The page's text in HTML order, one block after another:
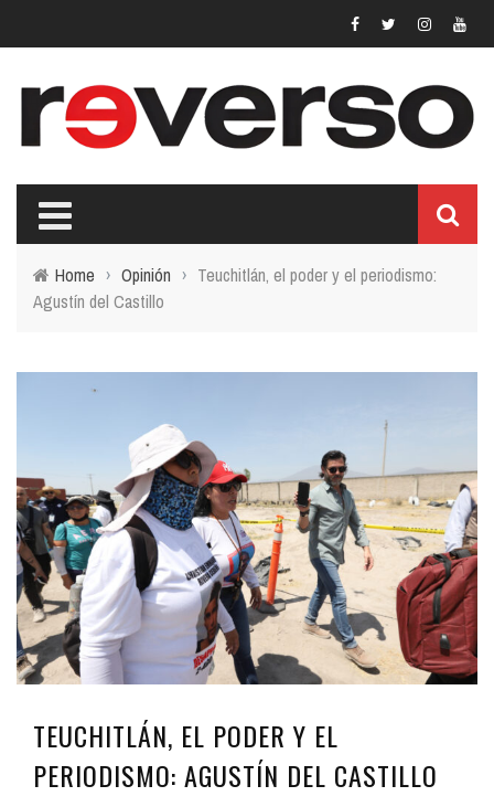
Home › Opinión › Teuchitlán, el poder y el periodismo:
Agustín del Castillo
TEUCHITLÁN, EL PODER Y EL
PERIODISMO: AGUSTÍN DEL CASTILLO